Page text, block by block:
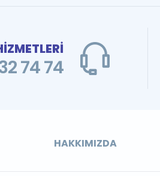
74 74
HAKKIMIZDA